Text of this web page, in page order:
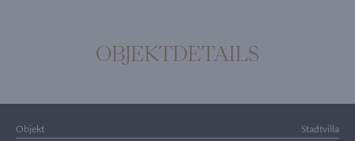
OBJEKTDETAILS
Objekt
Stadtvilla